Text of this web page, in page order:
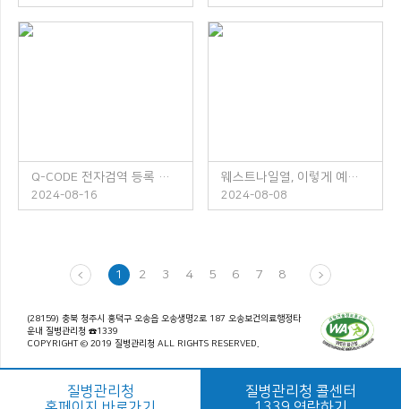
Q-CODE 전자검역 등록 안내
2024-08-16
웨스트나일열, 이렇게 예방하세요!
2024-08-08
1 2 3 4 5 6 7 8
(28159) 충북 청주시 흥덕구 오송읍 오송생명2로 187 오송보건의료행정타
운내 질병관리청 ☎1339
COPYRIGHT © 2019 질병관리청 ALL RIGHTS RESERVED.
질병관리청
질병관리청 콜센터